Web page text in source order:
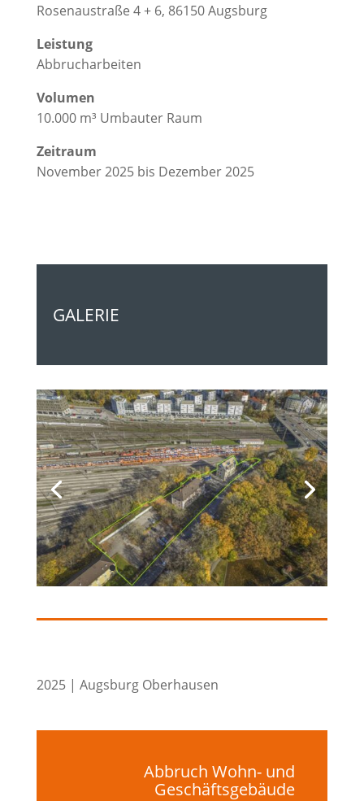
Rosenaustraße 4 + 6, 86150 Augsburg
Leistung
Abbrucharbeiten
Volumen
10.000 m³ Umbauter Raum
Zeitraum
November 2025 bis Dezember 2025
GALERIE
2025 | Augsburg Oberhausen
Abbruch Wohn- und
Geschäftsgebäude